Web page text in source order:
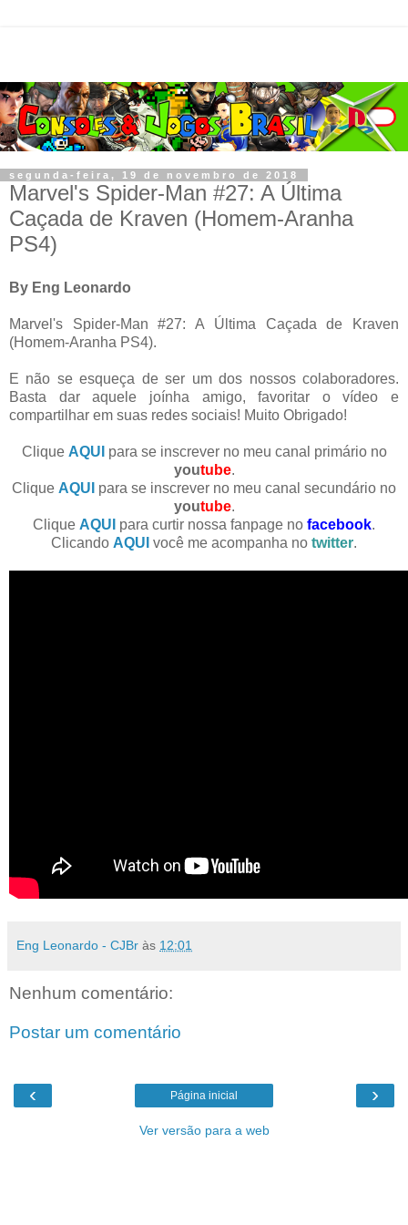
segunda-feira, 19 de novembro de 2018
Marvel's Spider-Man #27: A Última
Caçada de Kraven (Homem-Aranha
PS4)
By Eng Leonardo
Marvel's Spider-Man #27: A Última Caçada de Kraven
(Homem-Aranha PS4).
E não se esqueça de ser um dos nossos colaboradores.
Basta dar aquele joínha amigo, favoritar o vídeo e
compartilhar em suas redes sociais! Muito Obrigado!
Clique AQUI para se inscrever no meu canal primário no
youtube.
Clique AQUI para se inscrever no meu canal secundário no
youtube.
Clique AQUI para curtir nossa fanpage no facebook.
Clicando AQUI você me acompanha no twitter.
Eng Leonardo - CJBr às 12:01
Nenhum comentário:
Postar um comentário
‹ ›
Página inicial
Ver versão para a web